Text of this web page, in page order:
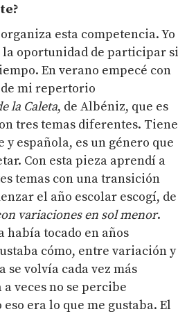
esta competencia. Yo
oportunidad de participar si
En verano empecé con
mi repertorio
la Caleta, de Albéniz, que es
tres temas diferentes. Tiene
y española, es un género que
Con esta pieza aprendí a
temas con una transición
el año escolar escogí, de
variaciones en sol menor.
había tocado en años
cómo, entre variación y
se volvía cada vez más
veces no se percibe
era lo que me gustaba. El